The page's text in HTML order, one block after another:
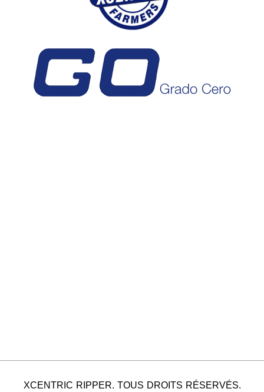
XCENTRIC RIPPER. TOUS DROITS RÉSERVÉS.